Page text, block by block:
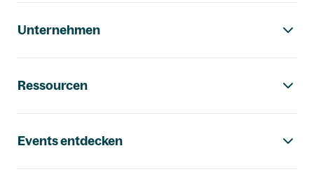
Unternehmen
Ressourcen
Events entdecken